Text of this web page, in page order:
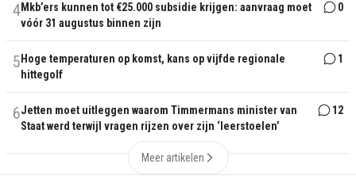
4Mkb’ers kunnen tot €25.000 subsidie krijgen: aanvraag moet
vóór 31 augustus binnen zijn
0
5 Hoge temperaturen op komst, kans op vijfde regionale
hittegolf
1
6Jetten moet uitleggen waarom Timmermans minister van
Staat werd terwijl vragen rijzen over zijn ‘leerstoelen’
12
Meer artikelen